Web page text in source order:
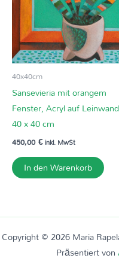
40x40cm
Sansevieria mit orangem
Fenster, Acryl auf Leinwand
40 x 40 cm
450,00€inkl. MwSt
In den Warenkorb
Copyright © 2026 Maria
Präsentiert von